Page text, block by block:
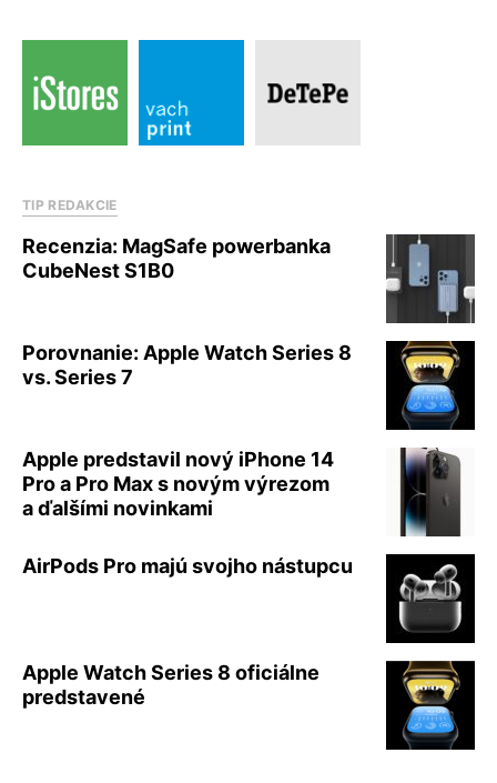
TIP REDAKCIE
Recenzia: MagSafe powerbanka
CubeNest S1B0
Porovnanie: Apple Watch Series 8
vs. Series 7
Apple predstavil nový iPhone 14
Pro a Pro Max s novým výrezom
a ďalšími novinkami
AirPods Pro majú svojho nástupcu
Apple Watch Series 8 oficiálne
predstavené